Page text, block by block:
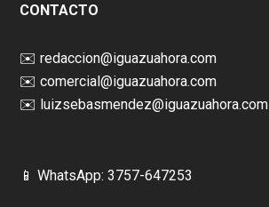
CONTACTO
✉️ redaccion@iguazuahora.com
✉️ comercial@iguazuahora.com
✉️ luizsebasmendez@iguazuahora.com
📱 WhatsApp: 3757-647253